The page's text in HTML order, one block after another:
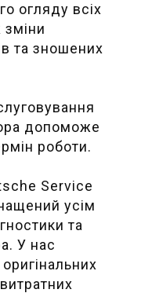
огляду всіх
зміни
та зношених
допоможе
роботи.
Service
усім
та
У нас